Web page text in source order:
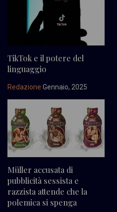
TikTok e il potere del
linguaggio
Redazione Gennaio, 2025
Müller accusata di
pubblicità sessista e
razzista attende che la
polemica si spenga